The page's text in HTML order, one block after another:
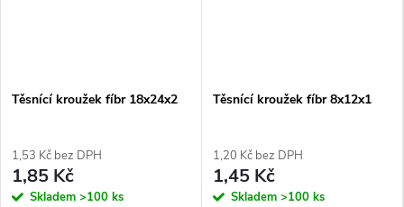
Těsnící kroužek fíbr 18x24x2
1,53 Kč bez DPH
1,85 Kč
Skladem >100 ks
Těsnící kroužek fíbr 8x12x1
1,20 Kč bez DPH
1,45 Kč
Skladem >100 ks